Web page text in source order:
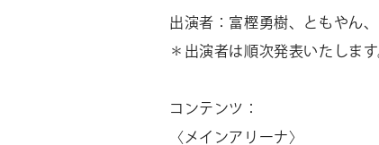
出演者：富樫勇樹、ともやん
＊出演者は順次発表いたします
コンテンツ：
〈メインアリーナ〉